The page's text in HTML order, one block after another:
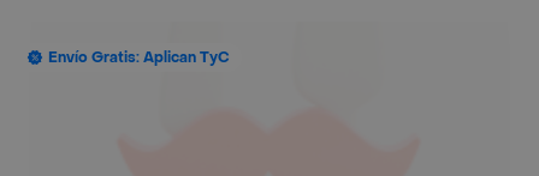
Envío Gratis: Aplican TyC